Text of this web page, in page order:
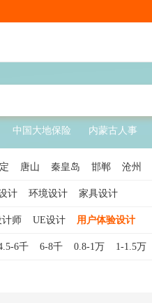
中国大地保险 内蒙古人事
唐山 秦皇岛 邯郸 沧州
计 环境设计 家具设计
师 UE设计 用户体验设计
6千 6-8千 0.8-1万 1-1.5万